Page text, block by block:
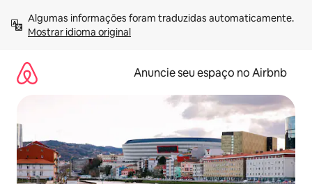
para
Mostrar idioma original
Anuncie seu espaço no Airbnb